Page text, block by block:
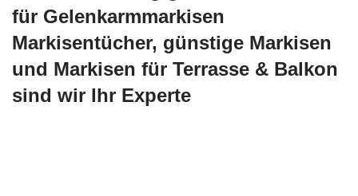
für Gelenkarmmarkisen
Markisentücher, günstige Markisen
und Markisen für Terrasse & Balkon
sind wir Ihr Experte